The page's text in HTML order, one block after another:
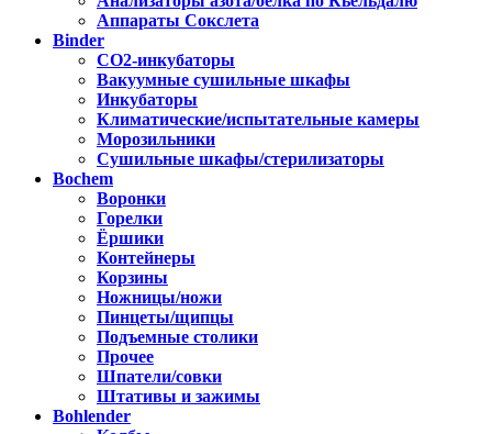
Аппараты Сокслета
Binder
CO2-инкубаторы
Вакуумные сушильные шкафы
Инкубаторы
Климатические/испытательные камеры
Морозильники
Сушильные шкафы/стерилизаторы
Bochem
Воронки
Горелки
Ёршики
Контейнеры
Корзины
Ножницы/ножи
Пинцеты/щипцы
Подъемные столики
Прочее
Шпатели/совки
Штативы и зажимы
Bohlender